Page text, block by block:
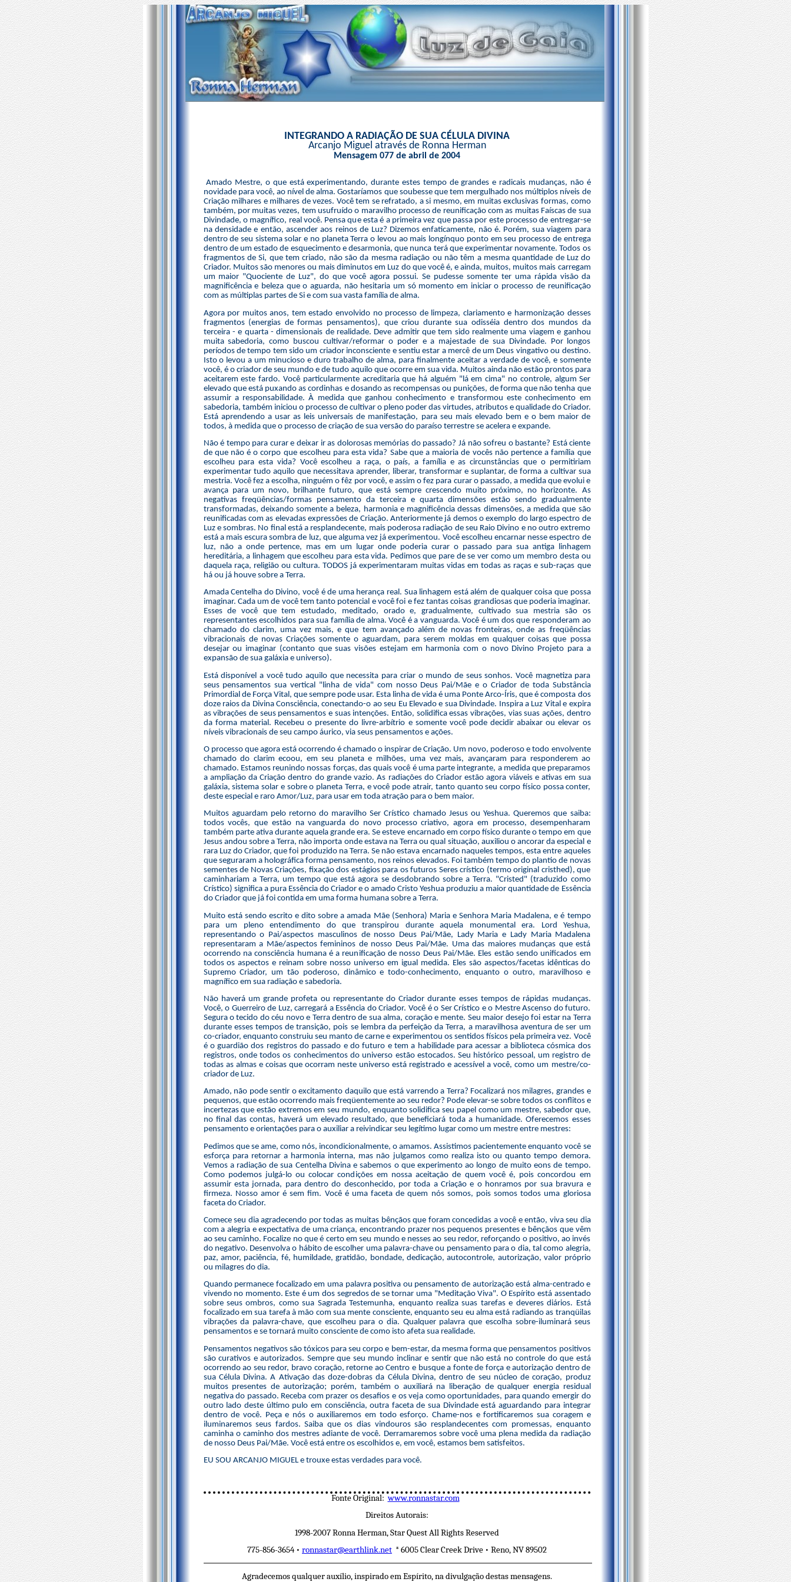
INTEGRANDO A RADIAÇÃO DE SUA CÉLULA DIVINA
Arcanjo Miguel através de Ronna Herman
Mensagem 077 de abril de 2004
Amado Mestre, o que está experimentando, durante estes tempo de grandes e radicais mudanças, não é
novidade para você, ao nível de alma. Gostaríamos que soubesse que tem mergulhado nos múltiplos níveis de
Criação milhares e milhares de vezes. Você tem se refratado, a si mesmo, em muitas exclusivas formas, como
também, por muitas vezes, tem usufruído o maravilho processo de reunificação com as muitas Faíscas de sua
Divindade, o magnífico, real você. Pensa que esta é a primeira vez que passa por este processo de entregar-se
na densidade e então, ascender aos reinos de Luz? Dizemos enfaticamente, não é. Porém, sua viagem para
dentro de seu sistema solar e no planeta Terra o levou ao mais longínquo ponto em seu processo de entrega
dentro de um estado de esquecimento e desarmonia, que nunca terá que experimentar novamente. Todos os
fragmentos de Si, que tem criado, não são da mesma radiação ou não têm a mesma quantidade de Luz do
Criador. Muitos são menores ou mais diminutos em Luz do que você é, e ainda, muitos, muitos mais carregam
um maior "Quociente de Luz", do que você agora possui. Se pudesse somente ter uma rápida visão da
magnificência e beleza que o aguarda, não hesitaria um só momento em iniciar o processo de reunificação
com as múltiplas partes de Si e com sua vasta família de alma.
Agora por muitos anos, tem estado envolvido no processo de limpeza, clariamento e harmonização desses
fragmentos (energias de formas pensamentos), que criou durante sua odisséia dentro dos mundos da
terceira - e quarta - dimensionais de realidade. Deve admitir que tem sido realmente uma viagem e ganhou
muita sabedoria, como buscou cultivar/reformar o poder e a majestade de sua Divindade. Por longos
períodos de tempo tem sido um criador inconsciente e sentiu estar a mercê de um Deus vingativo ou destino.
Isto o levou a um minucioso e duro trabalho de alma, para finalmente aceitar a verdade de você, e somente
você, é o criador de seu mundo e de tudo aquilo que ocorre em sua vida. Muitos ainda não estão prontos para
aceitarem este fardo. Você particularmente acreditaria que há alguém "lá em cima" no controle, algum Ser
elevado que está puxando as cordinhas e dosando as recompensas ou punições, de forma que não tenha que
assumir a responsabilidade. À medida que ganhou conhecimento e transformou este conhecimento em
sabedoria, também iniciou o processo de cultivar o pleno poder das virtudes, atributos e qualidade do Criador.
Está aprendendo a usar as leis universais de manifestação, para seu mais elevado bem e o bem maior de
todos, à medida que o processo de criação de sua versão do paraíso terrestre se acelera e expande.
Não é tempo para curar e deixar ir as dolorosas memórias do passado? Já não sofreu o bastante? Está ciente
de que não é o corpo que escolheu para esta vida? Sabe que a maioria de vocês não pertence a família que
escolheu para esta vida? Você escolheu a raça, o país, a família e as circunstâncias que o permitiriam
experimentar tudo aquilo que necessitava aprender, liberar, transformar e suplantar, de forma a cultivar sua
mestria. Você fez a escolha, ninguém o fêz por você, e assim o fez para curar o passado, a medida que evolui e
avança para um novo, brilhante futuro, que está sempre crescendo muito próximo, no horizonte. As
negativas freqüências/formas pensamento da terceira e quarta dimensões estão sendo gradualmente
transformadas, deixando somente a beleza, harmonia e magnificência dessas dimensões, a medida que são
reunificadas com as elevadas expressões de Criação. Anteriormente já demos o exemplo do largo espectro de
Luz e sombras. No final está a resplandecente, mais poderosa radiação de seu Raio Divino e no outro extremo
está a mais escura sombra de luz, que alguma vez já experimentou. Você escolheu encarnar nesse espectro de
luz, não a onde pertence, mas em um lugar onde poderia curar o passado para sua antiga linhagem
hereditária, a linhagem que escolheu para esta vida. Pedimos que pare de se ver como um membro desta ou
daquela raça, religião ou cultura. TODOS já experimentaram muitas vidas em todas as raças e sub-raças que
há ou já houve sobre a Terra.
Amada Centelha do Divino, você é de uma herança real. Sua linhagem está além de qualquer coisa que possa
imaginar. Cada um de você tem tanto potencial e você foi e fez tantas coisas grandiosas que poderia imaginar.
Esses de você que tem estudado, meditado, orado e, gradualmente, cultivado sua mestria são os
representantes escolhidos para sua família de alma. Você é a vanguarda. Você é um dos que responderam ao
chamado do clarim, uma vez mais, e que tem avançado além de novas fronteiras, onde as freqüências
vibracionais de novas Criações somente o aguardam, para serem moldas em qualquer coisas que possa
desejar ou imaginar (contanto que suas visões estejam em harmonia com o novo Divino Projeto para a
expansão de sua galáxia e universo).
Está disponível a você tudo aquilo que necessita para criar o mundo de seus sonhos. Você magnetiza para
seus pensamentos sua vertical "linha de vida" com nosso Deus Pai/Mãe e o Criador de toda Substância
Primordial de Força Vital, que sempre pode usar. Esta linha de vida é uma Ponte Arco-Íris, que é composta dos
doze raios da Divina Consciência, conectando-o ao seu Eu Elevado e sua Divindade. Inspira a Luz Vital e expira
as vibrações de seus pensamentos e suas intenções. Então, solidifica essas vibrações, vias suas ações, dentro
da forma material. Recebeu o presente do livre-arbítrio e somente você pode decidir abaixar ou elevar os
níveis vibracionais de seu campo áurico, via seus pensamentos e ações.
O processo que agora está ocorrendo é chamado o inspirar de Criação. Um novo, poderoso e todo envolvente
chamado do clarim ecoou, em seu planeta e milhões, uma vez mais, avançaram para responderem ao
chamado. Estamos reunindo nossas forças, das quais você é uma parte integrante, a medida que preparamos
a ampliação da Criação dentro do grande vazio. As radiações do Criador estão agora viáveis e ativas em sua
galáxia, sistema solar e sobre o planeta Terra, e você pode atrair, tanto quanto seu corpo físico possa conter,
deste especial e raro Amor/Luz, para usar em toda atração para o bem maior.
Muitos aguardam pelo retorno do maravilho Ser Crístico chamado Jesus ou Yeshua. Queremos que saiba:
todos vocês, que estão na vanguarda do novo processo criativo, agora em processo, desempenharam
também parte ativa durante aquela grande era. Se esteve encarnado em corpo físico durante o tempo em que
Jesus andou sobre a Terra, não importa onde estava na Terra ou qual situação, auxiliou o ancorar da especial e
rara Luz do Criador, que foi produzido na Terra. Se não estava encarnado naqueles tempos, esta entre aqueles
que seguraram a holográfica forma pensamento, nos reinos elevados. Foi também tempo do plantio de novas
sementes de Novas Criações, fixação dos estágios para os futuros Seres crístico (termo original cristhed), que
caminhariam a Terra, um tempo que está agora se desdobrando sobre a Terra. "Cristed" (traduzido como
Crístico) significa a pura Essência do Criador e o amado Cristo Yeshua produziu a maior quantidade de Essência
do Criador que já foi contida em uma forma humana sobre a Terra.
Muito está sendo escrito e dito sobre a amada Mãe (Senhora) Maria e Senhora Maria Madalena, e é tempo
para um pleno entendimento do que transpirou durante aquela monumental era. Lord Yeshua,
representando o Pai/aspectos masculinos de nosso Deus Pai/Mãe, Lady Maria e Lady Maria Madalena
representaram a Mãe/aspectos femininos de nosso Deus Pai/Mãe. Uma das maiores mudanças que está
ocorrendo na consciência humana é a reunificação de nosso Deus Pai/Mãe. Eles estão sendo unificados em
todos os aspectos e reinam sobre nosso universo em igual medida. Eles são aspectos/facetas idênticas do
Supremo Criador, um tão poderoso, dinâmico e todo-conhecimento, enquanto o outro, maravilhoso e
magnífico em sua radiação e sabedoria.
Não haverá um grande profeta ou representante do Criador durante esses tempos de rápidas mudanças.
Você, o Guerreiro de Luz, carregará a Essência do Criador. Você é o Ser Crístico e o Mestre Ascenso do futuro.
Segura o tecido do céu novo e Terra dentro de sua alma, coração e mente. Seu maior desejo foi estar na Terra
durante esses tempos de transição, pois se lembra da perfeição da Terra, a maravilhosa aventura de ser um
co-criador, enquanto construiu seu manto de carne e experimentou os sentidos físicos pela primeira vez. Você
é o guardião dos registros do passado e do futuro e tem a habilidade para acessar a biblioteca cósmica dos
registros, onde todos os conhecimentos do universo estão estocados. Seu histórico pessoal, um registro de
todas as almas e coisas que ocorram neste universo está registrado e acessível a você, como um mestre/co-
criador de Luz.
Amado, não pode sentir o excitamento daquilo que está varrendo a Terra? Focalizará nos milagres, grandes e
pequenos, que estão ocorrendo mais freqüentemente ao seu redor? Pode elevar-se sobre todos os conflitos e
incertezas que estão extremos em seu mundo, enquanto solidifica seu papel como um mestre, sabedor que,
no final das contas, haverá um elevado resultado, que beneficiará toda a humanidade. Oferecemos esses
pensamento e orientações para o auxiliar a reivindicar seu legítimo lugar como um mestre entre mestres:
Pedimos que se ame, como nós, incondicionalmente, o amamos. Assistimos pacientemente enquanto você se
esforça para retornar a harmonia interna, mas não julgamos como realiza isto ou quanto tempo demora.
Vemos a radiação de sua Centelha Divina e sabemos o que experimento ao longo de muito eons de tempo.
Como podemos julgá-lo ou colocar condições em nossa aceitação de quem você é, pois concordou em
assumir esta jornada, para dentro do desconhecido, por toda a Criação e o honramos por sua bravura e
firmeza. Nosso amor é sem fim. Você é uma faceta de quem nós somos, pois somos todos uma gloriosa
faceta do Criador.
Comece seu dia agradecendo por todas as muitas bênçãos que foram concedidas a você e então, viva seu dia
com a alegria e expectativa de uma criança, encontrando prazer nos pequenos presentes e bênçãos que vêm
ao seu caminho. Focalize no que é certo em seu mundo e nesses ao seu redor, reforçando o positivo, ao invés
do negativo. Desenvolva o hábito de escolher uma palavra-chave ou pensamento para o dia, tal como alegria,
paz, amor, paciência, fé, humildade, gratidão, bondade, dedicação, autocontrole, autorização, valor próprio
ou milagres do dia.
Quando permanece focalizado em uma palavra positiva ou pensamento de autorização está alma-centrado e
vivendo no momento. Este é um dos segredos de se tornar uma "Meditação Viva". O Espírito está assentado
sobre seus ombros, como sua Sagrada Testemunha, enquanto realiza suas tarefas e deveres diários. Está
focalizado em sua tarefa à mão com sua mente consciente, enquanto seu eu alma está radiando as tranqüilas
vibrações da palavra-chave, que escolheu para o dia. Qualquer palavra que escolha sobre-iluminará seus
pensamentos e se tornará muito consciente de como isto afeta sua realidade.
Pensamentos negativos são tóxicos para seu corpo e bem-estar, da mesma forma que pensamentos positivos
são curativos e autorizados. Sempre que seu mundo inclinar e sentir que não está no controle do que está
ocorrendo ao seu redor, bravo coração, retorne ao Centro e busque a fonte de força e autorização dentro de
sua Célula Divina. A Ativação das doze-dobras da Célula Divina, dentro de seu núcleo de coração, produz
muitos presentes de autorização; porém, também o auxiliará na liberação de qualquer energia residual
negativa do passado. Receba com prazer os desafios e os veja como oportunidades, para quando emergir do
outro lado deste último pulo em consciência, outra faceta de sua Divindade está aguardando para integrar
dentro de você. Peça e nós o auxiliaremos em todo esforço. Chame-nos e fortificaremos sua coragem e
iluminaremos seus fardos. Saiba que os dias vindouros são resplandecentes com promessas, enquanto
caminha o caminho dos mestres adiante de você. Derramaremos sobre você uma plena medida da radiação
de nosso Deus Pai/Mãe. Você está entre os escolhidos e, em você, estamos bem satisfeitos.
EU SOU ARCANJO MIGUEL e trouxe estas verdades para você.
Fonte Original:www.ronnastar.com
Direitos Autorais:
1998-2007 Ronna Herman, Star Quest All Rights Reserved
775-856-3654 • ronnastar@earthlink.net * 6005 Clear Creek Drive • Reno, NV 89502
Agradecemos qualquer auxílio, inspirado em Espírito, na divulgação destas mensagens.